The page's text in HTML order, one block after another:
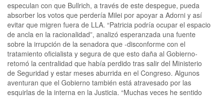
especulan con que Bullrich, a través de este despegue, pueda
absorber los votos que perdería Milei por apoyar a Adorni y así
evitar que migren fuera de LLA. “Patricia podría ocupar el espacio
de ancla en la racionalidad”, analizó esperanzada una fuente
sobre la irrupción de la senadora que -disconforme con el
tratamiento oficialista y segura de que esto daña al Gobierno-
retomó la centralidad que había perdido tras salir del Ministerio
de Seguridad y estar meses aburrida en el Congreso. Algunos
aventuran que el Gobierno también está atravesado por las
esquirlas de la interna en la Justicia. “Muchas veces he sentido